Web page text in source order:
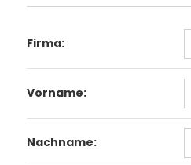
Firma:
Vorname:
Nachname: